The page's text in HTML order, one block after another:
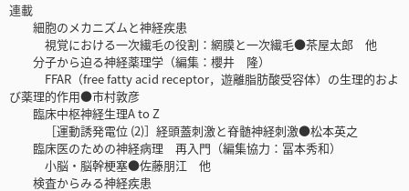
連載
細胞のメカニズムと神経疾患
視覚における一次繊毛の役割：網膜と一次繊毛●茶屋太郎 他
分子から迫る神経薬理学（編集：櫻井 隆）
FFAR（free fatty acid receptor，遊離脂肪酸受容体）の生理的およ
び薬理的作用●市村敦彦
臨床中枢神経生理A to Z
［運動誘発電位 (2)］経頭蓋刺激と脊髄神経刺激●松本英之
臨床医のための神経病理 再入門（編集協力：冨本秀和）
小脳・脳幹梗塞●佐藤朋江 他
検査からみる神経疾患